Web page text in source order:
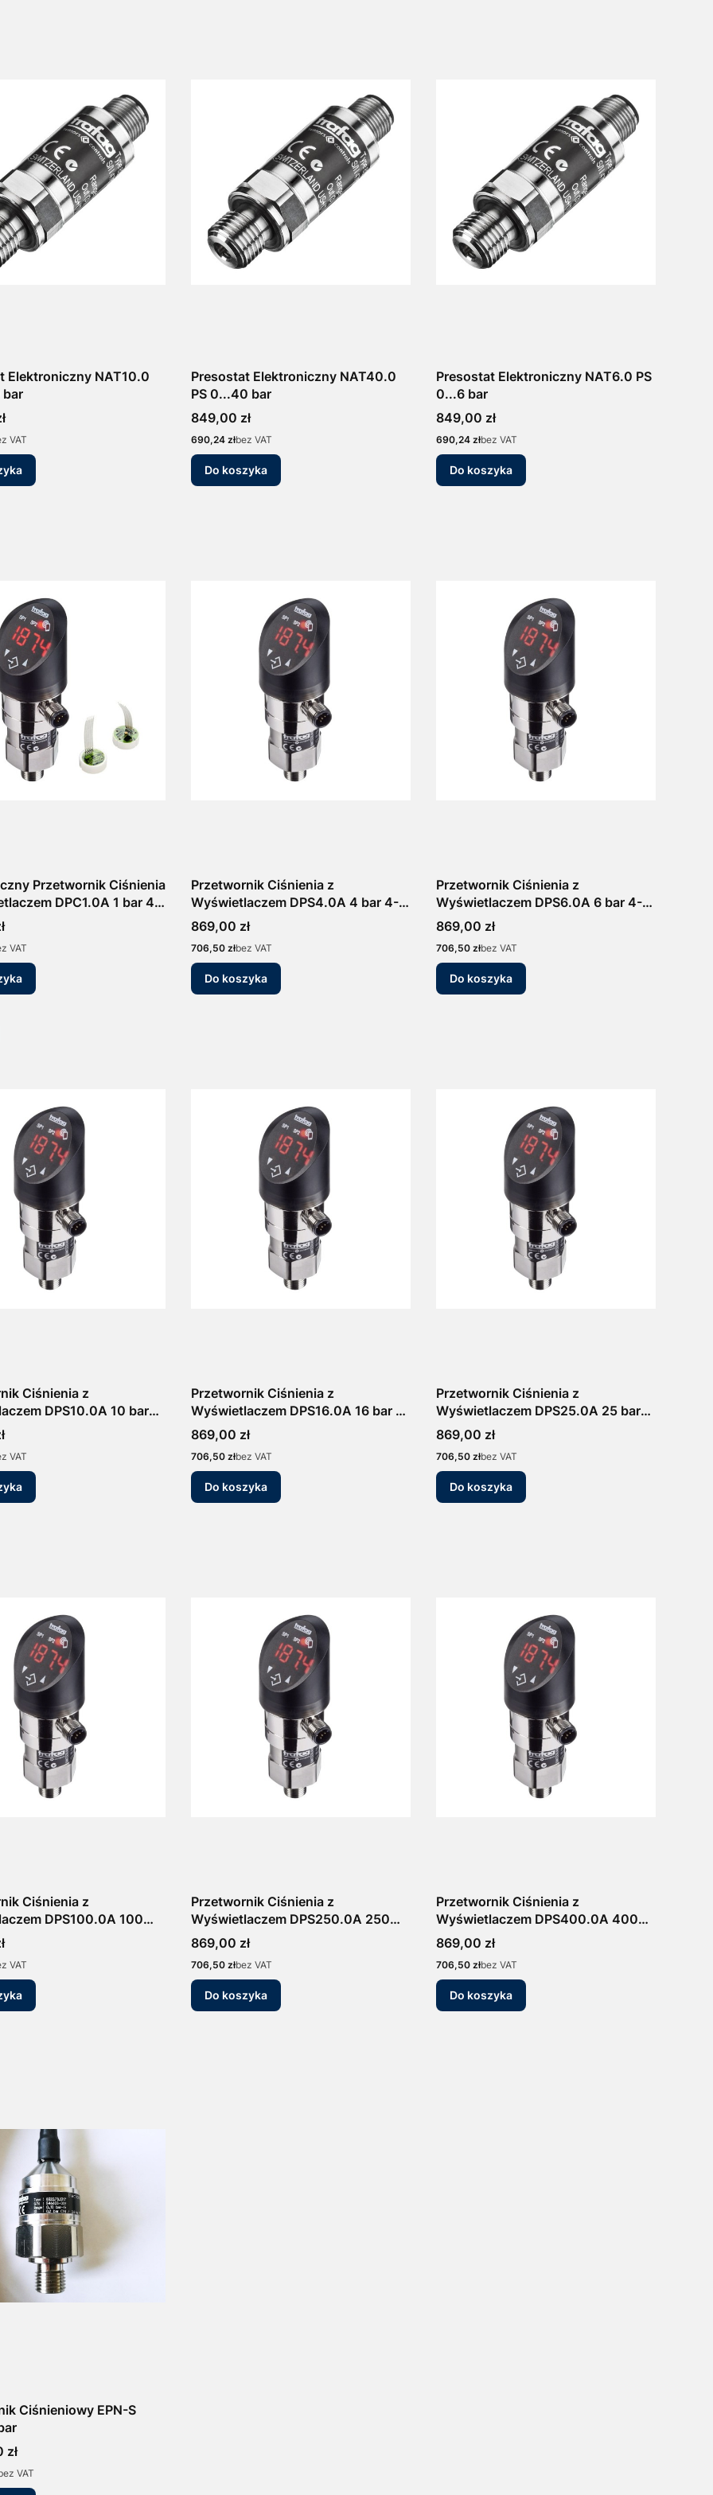
Elektroniczny NAT10.0
bar
VAT
Presostat Elektroniczny NAT40.0
PS 0...40 bar
Cena
849,00 zł
Cena
690,24 złbez VAT
Do koszyka
Presostat Elektroniczny NAT6.0 PS
0...6 bar
Cena
849,00 zł
Cena
690,24 złbez VAT
Do koszyka
Przetwornik Ciśnienia
DPC1.0A 1 bar 4-
Presostat PNP
VAT
Przetwornik Ciśnienia z
Wyświetlaczem DPS4.0A 4 bar 4-
20mA/0-10V Manometr
Elektroniczny Presostat
Cena
869,00 zł
Cena
706,50 złbez VAT
Do koszyka
Przetwornik Ciśnienia z
Wyświetlaczem DPS6.0A 6 bar 4-
20mA/0-10V Manometr
Elektroniczny Presostat
Cena
869,00 zł
Cena
706,50 złbez VAT
Do koszyka
Ciśnienia z
DPS10.0A 10 bar
10V Manometr
Presostat
VAT
Przetwornik Ciśnienia z
Wyświetlaczem DPS16.0A 16 bar 4-
20mA/0-10V Presostat
Elektroniczny Manometr
Cena
869,00 zł
Cena
706,50 złbez VAT
Do koszyka
Przetwornik Ciśnienia z
Wyświetlaczem DPS25.0A 25 bar
4-20mA/0-10V Manometr
Presostat Elektroniczny
Cena
869,00 zł
Cena
706,50 złbez VAT
Do koszyka
Ciśnienia z
DPS100.0A 100
0-10V Manometr
Presostat
VAT
Przetwornik Ciśnienia z
Wyświetlaczem DPS250.0A 250
bar 4-20mA/0-10V Manometr
Elektroniczny Presostat
Cena
869,00 zł
Cena
706,50 złbez VAT
Do koszyka
Przetwornik Ciśnienia z
Wyświetlaczem DPS400.0A 400
bar 4-20mA/0-10V Manometr
Elektroniczny Presostat
Cena
869,00 zł
Cena
706,50 złbez VAT
Do koszyka
Ciśnieniowy EPN-S
zł
VAT